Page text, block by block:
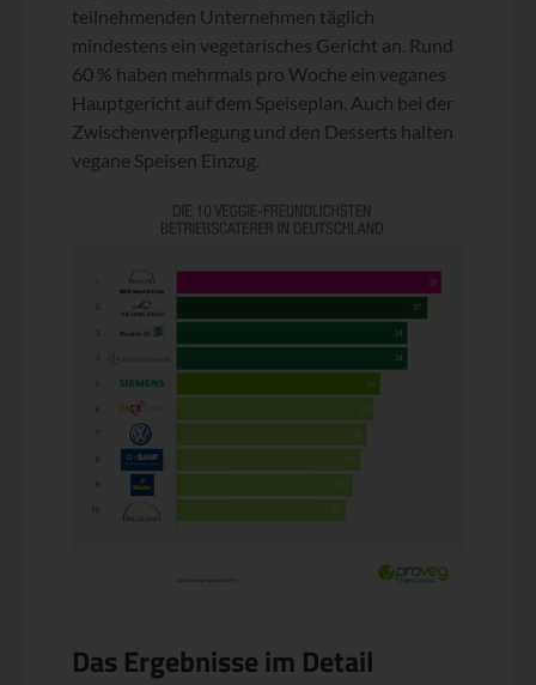
teilnehmenden Unternehmen täglich
mindestens ein vegetarisches Gericht an. Rund
60 % haben mehrmals pro Woche ein veganes
Hauptgericht auf dem Speiseplan. Auch bei der
Zwischenverpflegung und den Desserts halten
vegane Speisen Einzug.
Das Ergebnisse im Detail